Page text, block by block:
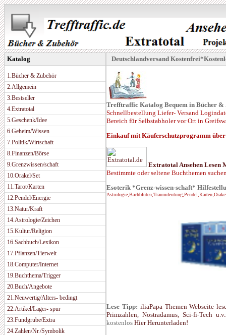
Katalog
1.Bücher & Zubehör
2.Allgemein
3.Bestseller
4.Extratotal
5.Geschenk/Idee
6.Geheim/Wissen
7.Politik/Wirtschaft
8.Finanzen/Börse
9.Grenzwissen/schaft
10.Orakel/Set
11.Tarot/Karten
12.Pendel/Energie
13.Natur/Kraft
14.Astrologie/Zeichen
15.Kultur/Religion
16.Sachbuch/Lexikon
17.Pflanzen/Tierwelt
18.Computer/Internet
19.Buchthema/Trigger
20.Buch/Angebote
21.Neuwertig/Alters- bedingt
22.Artikel/Lager- spur
23.Fundgrube/Extra
24.Zahlen/Nr./Symbolik
Deutschlandversand
Trefftraffic Katalog Bequem in Bücher &
Schnellbestellung Liefer- Versand
Bereich für Selbstabholer vor Ort in
Einkauf mit Käuferschutzprogramm
Extratotal Ansehen Lesen
Bestimmte oder seltene Buchthemen
Esoterik *Grenz-wissen-schaft*
Lese Tipp: iliaPapa Themen Webseite
Primzahlen, Nostradamus, Sci-fi-Tech
kostenlos Hier Herunterladen!